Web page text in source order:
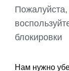
блокировки
Нам нужно